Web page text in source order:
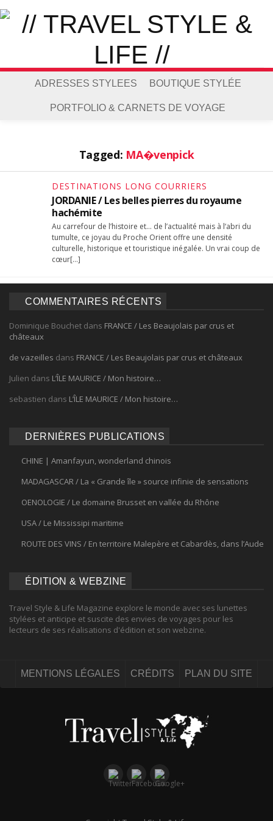
ADRESSES STYLEES BOUTIQUE STYLÉE
PORTFOLIO & CARNETS DE VOYAGE
Tagged: MA�venpick
DESTINATIONS LONG COURRIERS
JORDANIE / Les belles pierres du royaume
hachémite
Au carrefour de l’histoire et… de l’actualité mais à l‘abri du
tumulte, ce joyau du Proche Orient offre une densité
culturelle, historique et touristique inégalée. Un vrai coup de
cœur[…]
COMMENTAIRES RÉCENTS
Dominique Bouchet dans FRANCE / Les Beaujolais par crus et
châteaux
de vazeilles dans FRANCE / Les Beaujolais par crus et châteaux
Julien dans L’ÎLE MAURICE / Mon histoire…
sebastien dans L’ÎLE MAURICE / Mon histoire…
DERNIÈRES PUBLICATIONS
CHINE | Amanfayun, wonderland chinois
MADAGASCAR / La « Grande île » source infinie de sensations
OENOLOGIE / Le domaine Brusset en vallée du Rhône
USA / Le Mississipi maritime
ROUTE DES VINS / En territoire Malepère et Cabardès, dans l’Aude
ÉDITION & WEBZINE
Travel Style & Life Magazine explore le monde avec ses lunettes
stylées et anticipe et suscite des envies de voyages pour les
lecteurs de ses réalisations d'édition et son webzine.
MENTIONS LÉGALES CRÉDITS PLAN DU SITE